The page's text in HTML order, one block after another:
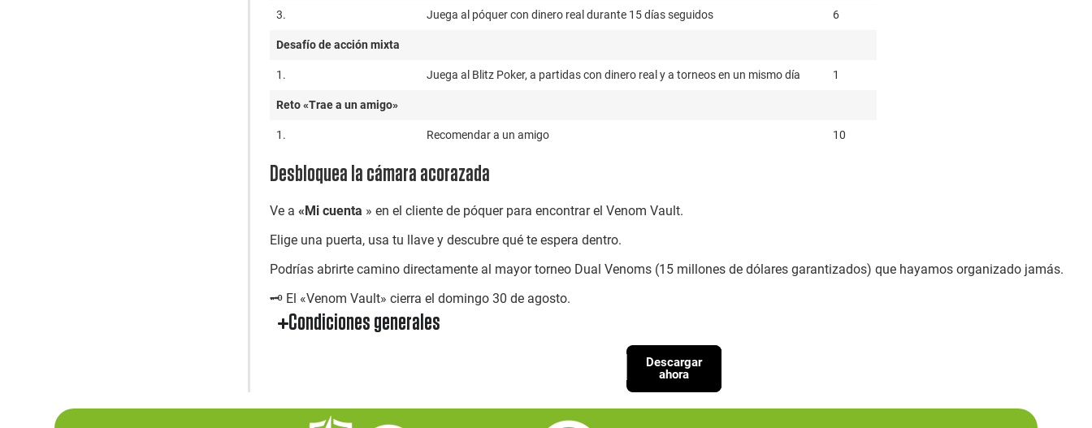
3. Juega al póquer con dinero real durante 15 días seguidos 6
Desafío de acción mixta
1. Juega al Blitz Poker, a partidas con dinero real y a torneos en un mismo día 1
Reto «Trae a un amigo»
1. Recomendar a un amigo 10
Desbloquea la cámara acorazada
Ve a «Mi cuenta » en el cliente de póquer para encontrar el Venom Vault.
Elige una puerta, usa tu llave y descubre qué te espera dentro.
Podrías abrirte camino directamente al mayor torneo Dual Venoms (15 millones de dólares garantizados) que hayamos organizado jamás.
🗝️ El «Venom Vault» cierra el domingo 30 de agosto.
Condiciones generales
Descargar
ahora